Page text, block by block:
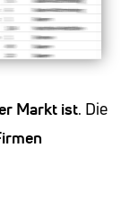
Markt ist. Die